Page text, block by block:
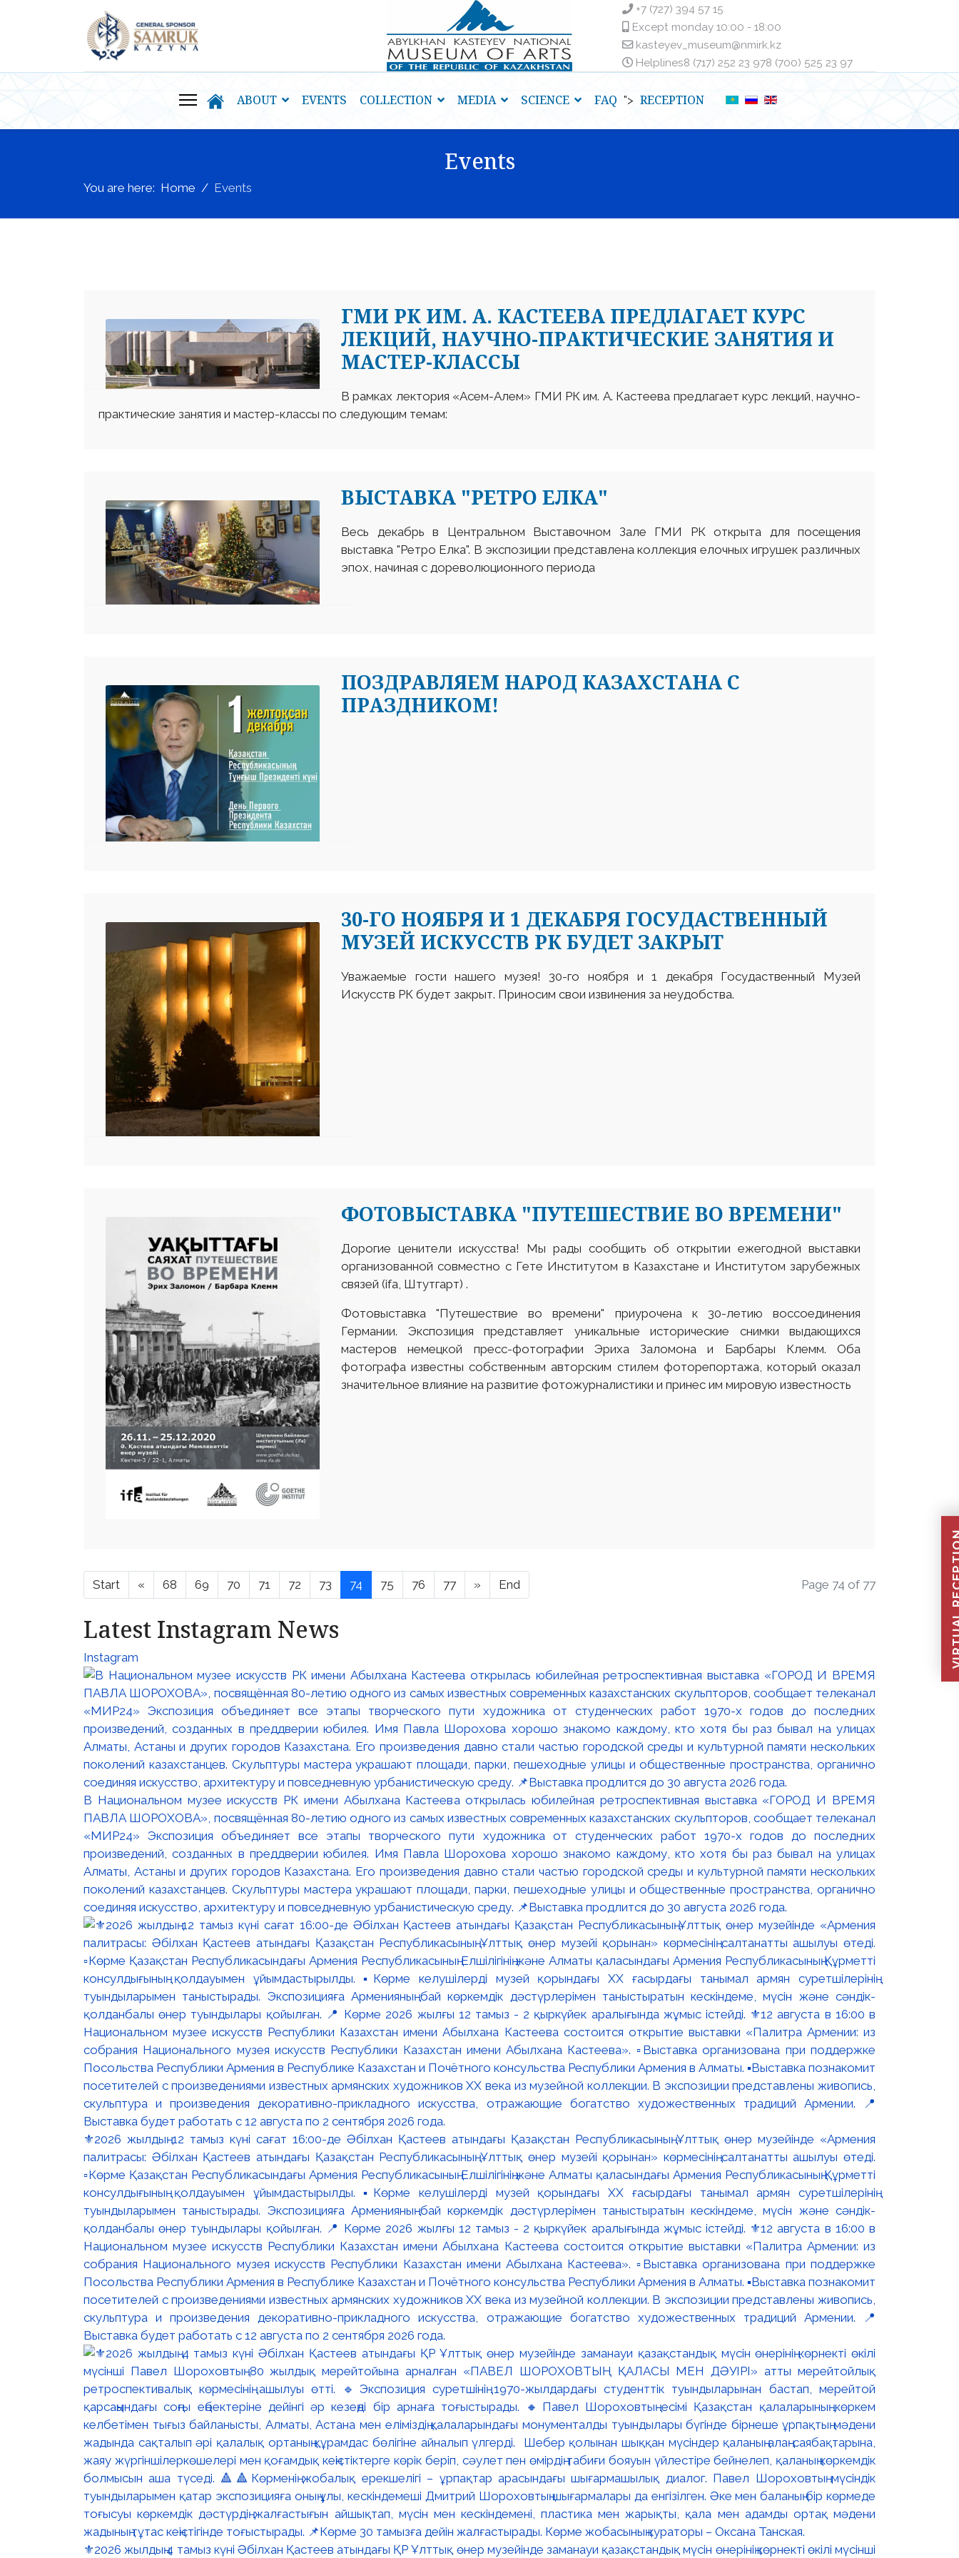
+7 (727) 394 57 15
Except monday 10:00 - 18:00
kasteyev_museum@nmirk.kz
Helplinesㅤ8 (717) 252 23 97ㅤㅤ8 (700) 525 23 97
ABOUT EVENTS COLLECTION MEDIA SCIENCE FAQ "> RECEPTION
Events
You are here: Home Events
ГМИ РК ИМ. А. КАСТЕЕВА ПРЕДЛАГАЕТ КУРС
ЛЕКЦИЙ, НАУЧНО-ПРАКТИЧЕСКИЕ ЗАНЯТИЯ И
МАСТЕР-КЛАССЫ
В рамках лектория «Асем-Алем» ГМИ РК им. А. Кастеева предлагает курс лекций, научно-
практические занятия и мастер-классы по следующим темам:
ВЫСТАВКА "РЕТРО ЕЛКА"
Весь декабрь в Центральном Выставочном Зале ГМИ РК открыта для посещения
выставка "Ретро Елка". В экспозиции представлена коллекция елочных игрушек различных
эпох, начиная с дореволюционного периода
ПОЗДРАВЛЯЕМ НАРОД КАЗАХСТАНА С
ПРАЗДНИКОМ!
30-ГО НОЯБРЯ И 1 ДЕКАБРЯ ГОСУДАСТВЕННЫЙ
МУЗЕЙ ИСКУССТВ РК БУДЕТ ЗАКРЫТ
Уважаемые гости нашего музея! 30-го ноября и 1 декабря Госудаственный Музей
Искусств РК будет закрыт. Приносим свои извинения за неудобства.
ФОТОВЫСТАВКА "ПУТЕШЕСТВИЕ ВО ВРЕМЕНИ"
Дорогие ценители искусства! Мы рады сообщить об открытии ежегодной выставки
организованной совместно с Гете Институтом в Казахстане и Институтом зарубежных
связей (ifa, Штутгарт) .
Фотовыставка "Путешествие во времени" приурочена к 30-летию воссоединения
Германии. Экспозиция представляет уникальные исторические снимки выдающихся
мастеров немецкой пресс-фотографии Эриха Заломона и Барбары Клемм. Оба
фотографа известны собственным авторским стилем фоторепортажа, который оказал
значительное влияние на развитие фотожурналистики и принес им мировую известность
Start « 68 69 70 71 72 73 74 75 76 77 » End Page 74 of 77
Latest Instagram News
Instagram
В Национальном музее искусств РК имени Абылхана Кастеева открылась юбилейная ретроспективная выставка «ГОРОД И ВРЕМЯ
ПАВЛА ШОРОХОВА», посвящённая 80-летию одного из самых известных современных казахстанских скульпторов, сообщает телеканал
«МИР24» Экспозиция объединяет все этапы творческого пути художника от студенческих работ 1970-х годов до последних
произведений, созданных в преддверии юбилея. Имя Павла Шорохова хорошо знакомо каждому, кто хотя бы раз бывал на улицах
Алматы, Астаны и других городов Казахстана. Его произведения давно стали частью городской среды и культурной памяти нескольких
поколений казахстанцев. Скульптуры мастера украшают площади, парки, пешеходные улицы и общественные пространства, органично
соединяя искусство, архитектуру и повседневную урбанистическую среду. 📌Выставка продлится до 30 августа 2026 года.
⚜️2026 жылдың 12 тамыз күні сағат 16:00-де Әбілхан Қастеев атындағы Қазақстан Республикасының Ұлттық өнер музейінде «Армения
палитрасы: Әбілхан Қастеев атындағы Қазақстан Республикасының Ұлттық өнер музейі қорынан» көрмесінің салтанатты ашылуы өтеді.
▫️Көрме Қазақстан Республикасындағы Армения Республикасының Елшілігінің және Алматы қаласындағы Армения Республикасының Құрметті
консулдығының қолдауымен ұйымдастырылды. ▪️Көрме келушілерді музей қорындағы ХХ ғасырдағы танымал армян суретшілерінің
туындыларымен таныстырады. Экспозицияға Арменияның бай көркемдік дәстүрлерімен таныстыратын кескіндеме, мүсін және сәндік-
қолданбалы өнер туындылары қойылған. 📍 Көрме 2026 жылғы 12 тамыз - 2 қыркүйек аралығында жұмыс істейді. ⚜️12 августа в 16:00 в
Национальном музее искусств Республики Казахстан имени Абылхана Кастеева состоится открытие выставки «Палитра Армении: из
собрания Национального музея искусств Республики Казахстан имени Абылхана Кастеева». ▫️Выставка организована при поддержке
Посольства Республики Армения в Республике Казахстан и Почётного консульства Республики Армения в Алматы. ▪️Выставка познакомит
посетителей с произведениями известных армянских художников XX века из музейной коллекции. В экспозиции представлены живопись,
скульптура и произведения декоративно-прикладного искусства, отражающие богатство художественных традиций Армении. 📍
Выставка будет работать с 12 августа по 2 сентября 2026 года.
⚜️2026 жылдың 4 тамыз күні Әбілхан Қастеев атындағы ҚР Ұлттық өнер музейінде заманауи қазақстандық мүсін өнерінің көрнекті өкілі мүсінші